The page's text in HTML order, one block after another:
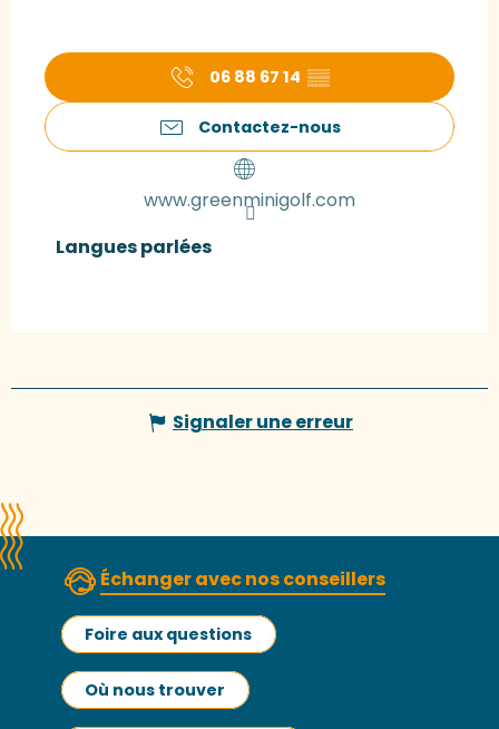
06 88 67 14 ▒▒
Contactez-nous
www.greenminigolf.com
Langues parlées
Langues parlées
Signaler une erreur
Échanger avec nos conseillers
Foire aux questions
Où nous trouver